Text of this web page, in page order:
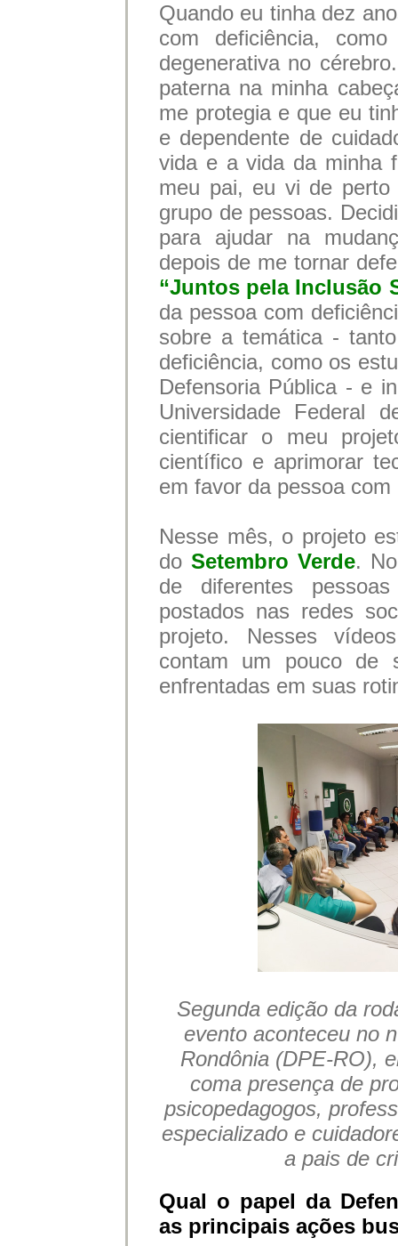
Quando eu tinha dez
com deficiência,
degenerativa no
paterna na minha
me protegia e que eu
e dependente de
vida e a vida da minha
meu pai, eu vi de perto
grupo de pessoas.
para ajudar na
depois de me tornar
“Juntos pela Inclusão
da pessoa com
sobre a temática -
deficiência, como os
Defensoria Pública - e
Universidade Federal
cientificar o meu
científico e aprimorar
em favor da pessoa com
Nesse mês, o projeto
do Setembro Verde.
de diferentes
postados nas redes
projeto. Nesses
contam um pouco de
enfrentadas em suas
Segunda edição da
evento aconteceu no
Rondônia (DPE-RO),
coma presença de
psicopedagogos,
especializado e
a pais de
Qual o papel da
as principais ações